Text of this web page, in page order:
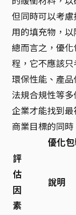
但同時可以考
用的填充物，
總而言之，優
程，它不應該
環保性能、產
法規合規性等
企業才能找到
商業目標的同
優化
評
估
因
素
說明